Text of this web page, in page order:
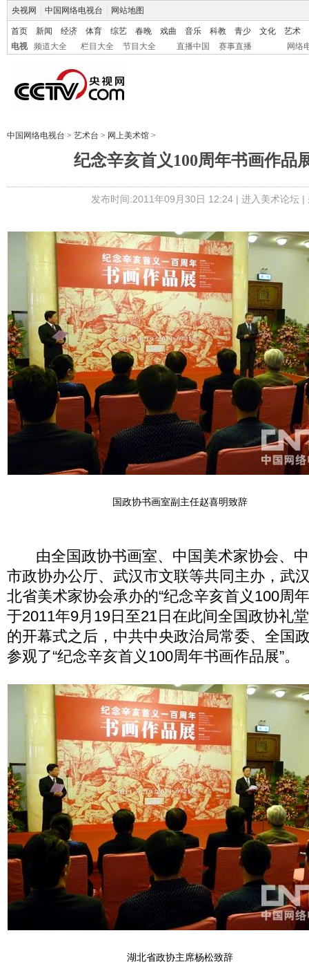
央视网 中国网络电视台 网站地图
首页 新闻 经济 体育 综艺 春晚 戏曲 音乐 科教 青少 文化
艺术
电视
频道大全 栏目大全 节目大全 直播中国 赛事直播 网络
中国网络电视台 > 艺术台 > 网上美术馆 >
纪念辛亥首义100周年书画作品
发布时间:2011年09月30日 12:24 | 进入美术论坛|
国政协书画室副主任赵喜明致辞
由全国政协书画室、中国美术家协会、中
市政协办公厅、武汉市文联等共同主办，武
北省美术家协会承办的“纪念辛亥首义100周
于2011年9月19日至21日在此间全国政协礼
的开幕式之后，中共中央政治局常委、全国
参观了“纪念辛亥首义100周年书画作品展”。
湖北省政协主席杨松致辞